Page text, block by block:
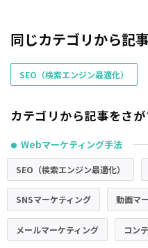
同じカテゴリから記
SEO（検索エンジン最適化）
カテゴリから記事をさ
● Webマーケティング手法
SEO（検索エンジン最適化）
SNSマーケティング 動画マ
メールマーケティング コン